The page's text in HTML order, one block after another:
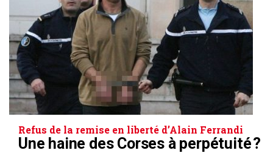
Refus de la remise en liberté d’Alain Ferrandi
Une haine des Corses à perpétuité ?